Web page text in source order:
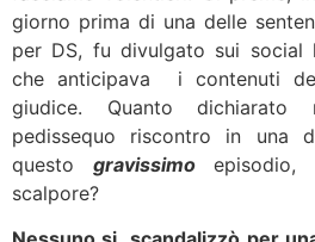
giorno prima di una delle
per DS, fu divulgato sui social
che anticipava i contenuti
giudice. Quanto dichiarato
pedissequo riscontro in una
questogravissimoepisodio,
scalpore?